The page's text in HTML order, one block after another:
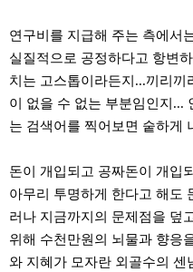
연구비를 지급해 주는 측에서
실질적으로 공정하다고 항변
치는 고스톱이라든지...끼리끼
이 없을 수 없는 부분임인지...
는 검색어를 찍어보면 숱하게
돈이 개입되고 공짜돈이 개입
아무리 투명하게 한다고 해도
러나 지금까지의 문제점을 덮
위해 수천만원의 뇌물과 향응
와 지혜가 모자란 외골수의 센